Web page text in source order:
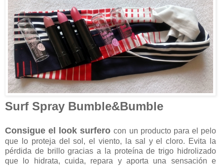
Surf Spray Bumble&Bumble
Consigue el look surferocon un producto para el pelo
que lo proteja del sol, el viento, la sal y el cloro. Evita la
pérdida de brillo gracias a la proteína de trigo hidrolizado
que lo hidrata, cuida, repara y aporta una sensación e